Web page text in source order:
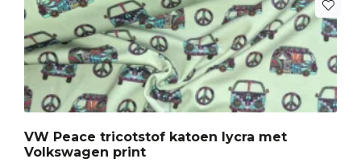
VW Peace tricotstof katoen lycra met
Volkswagen print